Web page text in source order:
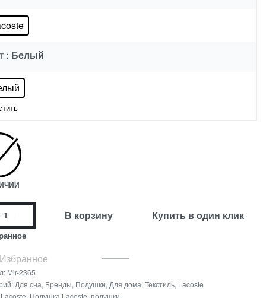
: Белый
В корзину Купить в один клик
Mir-2365
Для сна, Бренды, Подушки,Для дома,Текстиль, Lacoste